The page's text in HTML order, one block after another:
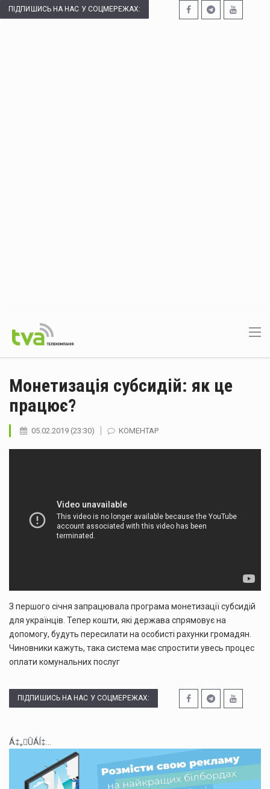
ПІДПИШИСЬ НА НАС У СОЦМЕРЕЖАХ:
Монетизація субсидій: як це
працює?
05.02.2019 (23:30) КОМЕНТАР
З першого січня запрацювала програма монетизації субсидій
для українців. Тепер кошти, які держава спрямовує на
допомогу, будуть пересилати на особисті рахунки громадян.
Чиновники кажуть, така система має спростити увесь процес
оплати комунальних послуг
ПІДПИШИСЬ НА НАС У СОЦМЕРЕЖАХ:
Á‡„ÛÁÍ‡...